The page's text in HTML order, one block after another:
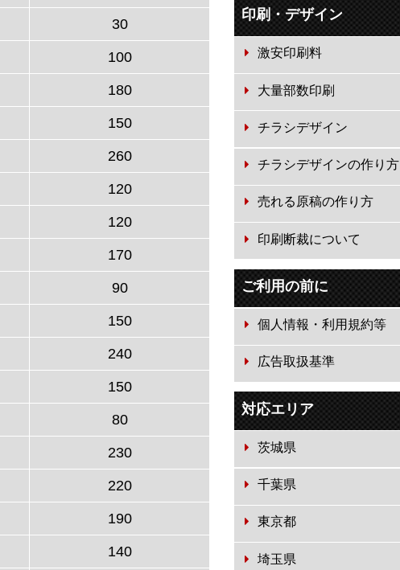
30
100
180
150
260
120
120
170
90
150
240
150
80
230
220
190
140
印刷・デザイン
激安印刷料
大量部数印刷
チラシデザイン
チラシデザインの作り方
売れる原稿の作り方
印刷断裁について
ご利用の前に
個人情報・利用規約等
広告取扱基準
対応エリア
茨城県
千葉県
東京都
埼玉県